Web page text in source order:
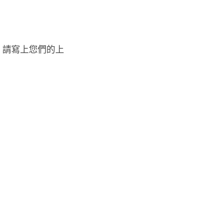
寫上您們的上